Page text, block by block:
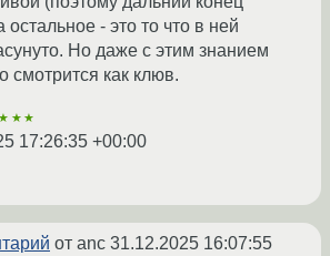
остальное - это то что в ней
Но даже с этим знанием
смотрится как клюв.
17:26:35 +00:00
от anc 31.12.2025 16:07:55